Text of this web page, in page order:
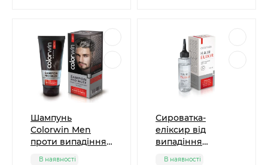
Шампунь
Colorwin Men
проти випадіння
В наявності
Сироватка-
еліксир від
випадіння
В наявності